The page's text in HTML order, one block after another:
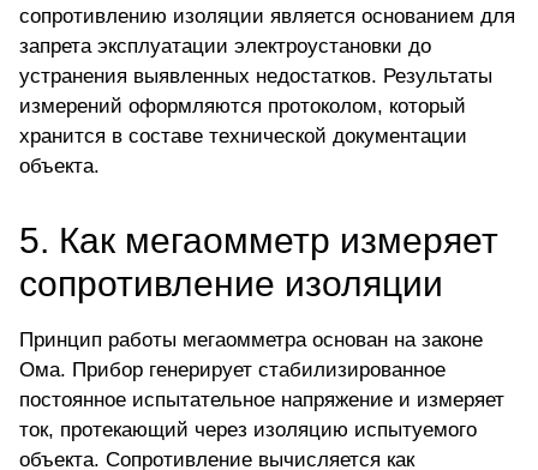
сопротивлению изоляции является основанием для
запрета эксплуатации электроустановки до
устранения выявленных недостатков. Результаты
измерений оформляются протоколом, который
хранится в составе технической документации
объекта.
5. Как мегаомметр измеряет
сопротивление изоляции
Принцип работы мегаомметра основан на законе
Ома. Прибор генерирует стабилизированное
постоянное испытательное напряжение и измеряет
ток, протекающий через изоляцию испытуемого
объекта. Сопротивление вычисляется как